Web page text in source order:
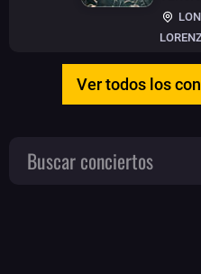
Ver todos los
Buscar conciertos